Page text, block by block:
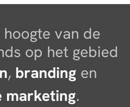
van de
op het gebied
, branding en
marketing.